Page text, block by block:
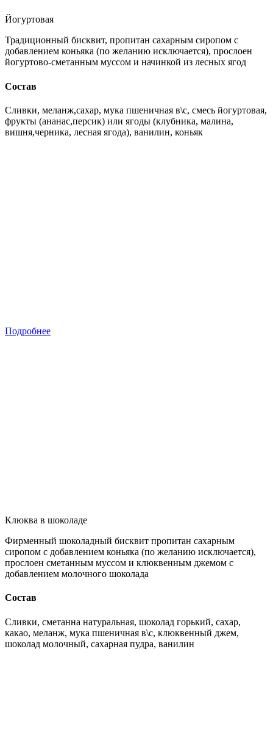
Йогуртовая
Традиционный бисквит, пропитан сахарным сиропом с
добавлением коньяка (по желанию исключается), прослоен
йогуртово-сметанным муссом и начинкой из лесных ягод
Состав
Сливки, меланж,сахар, мука пшеничная в\с, смесь йогуртовая,
фрукты (ананас,персик) или ягоды (клубника, малина,
вишня,черника, лесная ягода), ванилин, коньяк
Подробнее
Клюква в шоколаде
Фирменный шоколадный бисквит пропитан сахарным
сиропом с добавлением коньяка (по желанию исключается),
прослоен сметанным муссом и клюквенным джемом с
добавлением молочного шоколада
Состав
Сливки, сметанна натуральная, шоколад горький, сахар,
какао, меланж, мука пшеничная в\с, клюквенный джем,
шоколад молочный, сахарная пудра, ванилин